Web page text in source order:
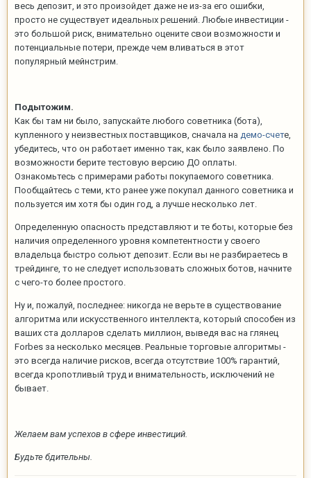
весь депозит, и это произойдет даже не из-за его ошибки,
просто не существует идеальных решений. Любые инвестиции -
это большой риск, внимательно оцените свои возможности и
потенциальные потери, прежде чем вливаться в этот
популярный мейнстрим.
Подытожим.
Как бы там ни было, запускайте любого советника (бота),
купленного у неизвестных поставщиков, сначала на демо-счете,
убедитесь, что он работает именно так, как было заявлено. По
возможности берите тестовую версию ДО оплаты.
Ознакомьтесь с примерами работы покупаемого советника.
Пообщайтесь с теми, кто ранее уже покупал данного советника и
пользуется им хотя бы один год, а лучше несколько лет.
Определенную опасность представляют и те боты, которые без
наличия определенного уровня компетентности у своего
владельца быстро сольют депозит. Если вы не разбираетесь в
трейдинге, то не следует использовать сложных ботов, начните
с чего-то более простого.
Ну и, пожалуй, последнее: никогда не верьте в существование
алгоритма или искусственного интеллекта, который способен из
ваших ста долларов сделать миллион, выведя вас на глянец
Forbes за несколько месяцев. Реальные торговые алгоритмы -
это всегда наличие рисков, всегда отсутствие 100% гарантий,
всегда кропотливый труд и внимательность, исключений не
бывает.
Желаем вам успехов в сфере инвестиций.
Будьте бдительны.